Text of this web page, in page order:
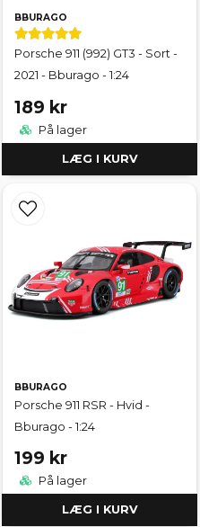
BBURAGO
Porsche 911 (992) GT3 - Sort -
2021 - Bburago - 1:24
189 kr
På lager
LÆG I KURV
BBURAGO
Porsche 911 RSR - Hvid -
Bburago - 1:24
199 kr
På lager
LÆG I KURV